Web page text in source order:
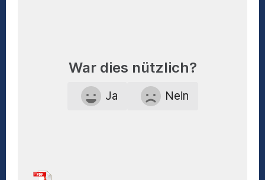
War dies nützlich?
Ja Nein